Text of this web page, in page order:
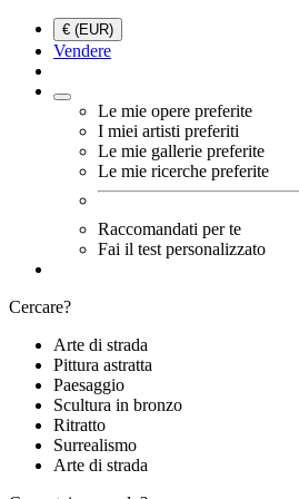
€ (EUR)
Vendere
Le mie opere preferite
I miei artisti preferiti
Le mie gallerie preferite
Le mie ricerche preferite
Raccomandati per te
Fai il test personalizzato
Cercare?
Arte di strada
Pittura astratta
Paesaggio
Scultura in bronzo
Ritratto
Surrealismo
Arte di strada